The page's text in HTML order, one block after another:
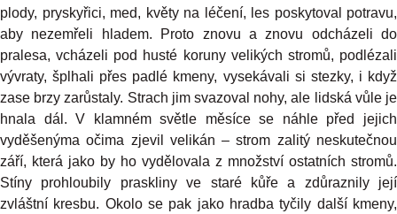
plody, pryskyřici, med, květy na léčení, les poskytoval potravu,
aby nezemřeli hladem. Proto znovu a znovu odcházeli do
pralesa, vcházeli pod husté koruny velikých stromů, podlézali
vývraty, šplhali přes padlé kmeny, vysekávali si stezky, i když
zase brzy zarůstaly. Strach jim svazoval nohy, ale lidská vůle je
hnala dál. V klamném světle měsíce se náhle před jejich
vyděšenýma očima zjevil velikán – strom zalitý neskutečnou
září, která jako by ho vydělovala z množství ostatních stromů.
Stíny prohloubily praskliny ve staré kůře a zdůraznily její
zvláštní kresbu. Okolo se pak jako hradba tyčily další kmeny,